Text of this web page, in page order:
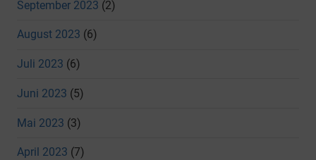
September 2023 (2)
August 2023 (6)
Juli 2023 (6)
Juni 2023 (5)
Mai 2023 (3)
April 2023 (7)